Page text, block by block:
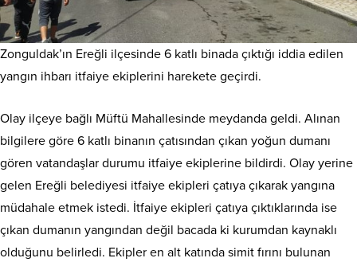
Zonguldak’ın Ereğli ilçesinde 6 katlı binada çıktığı iddia edilen
yangın ihbarı itfaiye ekiplerini harekete geçirdi.
Olay ilçeye bağlı Müftü Mahallesinde meydanda geldi. Alınan
bilgilere göre 6 katlı binanın çatısından çıkan yoğun dumanı
gören vatandaşlar durumu itfaiye ekiplerine bildirdi. Olay yerine
gelen Ereğli belediyesi itfaiye ekipleri çatıya çıkarak yangına
müdahale etmek istedi. İtfaiye ekipleri çatıya çıktıklarında ise
çıkan dumanın yangından değil bacada ki kurumdan kaynaklı
olduğunu belirledi. Ekipler en alt katında simit fırını bulunan